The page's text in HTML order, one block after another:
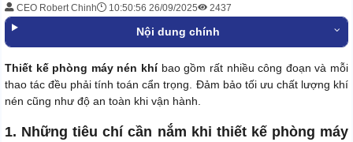
CEO Robert Chinh 10:50:56 26/09/2025 2437
Nội dung chính
Thiết kế phòng máy nén khí bao gồm rất nhiều công đoạn và mỗi
thao tác đều phải tính toán cẩn trọng. Đảm bảo tối ưu chất lượng khí
nén cũng như độ an toàn khi vận hành.
1. Những tiêu chí cần nắm khi thiết kế phòng máy